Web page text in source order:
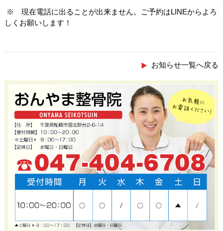
※ 現在電話に出ることが出来ません。ご予約はLINEからよろ
しくお願いします！
お知らせ一覧へ戻る